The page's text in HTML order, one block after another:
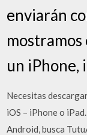
enviarán
mostramos
un iPhone,
Necesitas
iOS – iPhone o
Android, busca